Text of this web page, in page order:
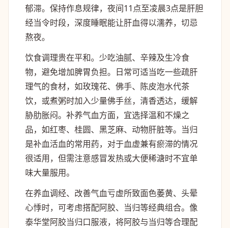
郁滞。保持作息规律，夜间11点至凌晨3点是肝胆
经当令时段，深度睡眠能让肝血得以濡养，切忌
熬夜。
饮食调理贵在平和。少吃油腻、辛辣及生冷食
物，避免增加脾胃负担。日常可适当吃一些疏肝
理气的食材，如玫瑰花、佛手、陈皮泡水代茶
饮，或煮粥时加入少量佛手丝，清香透达，缓解
胁肋胀闷。补养气血方面，宜选择温和不燥之
品，如红枣、桂圆、黑芝麻、动物肝脏等。当归
是补血活血的常用药，对于血虚兼有瘀滞的情况
很适用，但需注意感冒发热或大便稀溏时不宜单
味大量服用。
在养血调经、改善气血亏虚所致面色萎黄、头晕
心悸时，可考虑搭配阿胶、当归等经典组合。像
泰华堂阿胶当归口服液，将阿胶与当归等合理配